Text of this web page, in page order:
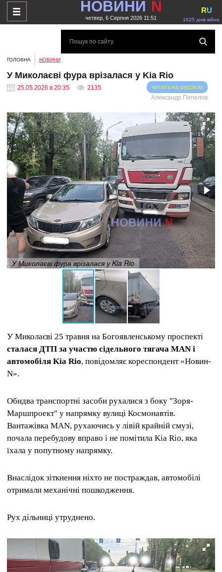
НОВИНИ N
четвер, 6 Серпня 2026 11:51 1625 днів війни
RU
ГОЛОВНА НОВИНИ
У Миколаєві фура врізалася у Kia Rio
25.05.2026 в 20:35 2135
читать на русском
Александр Пепелов
У Миколаєві фура врізалася у Kia Rio
У Миколаєві 25 травня на Богоявленському проспекті
сталася ДТП за участю сідельного тягача MAN і
автомобіля Kia Rio, повідомляє кореспондент «Новин-
N».
Обидва транспортні засоби рухалися з боку "Зоря-
Маршпроект" у напрямку вулиці Космонавтів.
Вантажівка MAN, рухаючись у лівій крайній смузі,
почала перебудову вправо і не помітила Kia Rio, яка
їхала у попутному напрямку.
Внаслідок зіткнення ніхто не постраждав, автомобілі
отримали механічні пошкодження.
Рух дільниці утруднено.